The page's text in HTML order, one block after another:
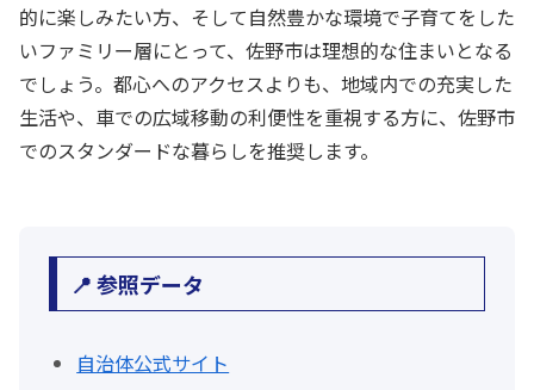
的に楽しみたい方、そして自然豊かな環境で子育てをした
いファミリー層にとって、佐野市は理想的な住まいとなる
でしょう。都心へのアクセスよりも、地域内での充実した
生活や、車での広域移動の利便性を重視する方に、佐野市
でのスタンダードな暮らしを推奨します。
📍 参照データ
自治体公式サイト